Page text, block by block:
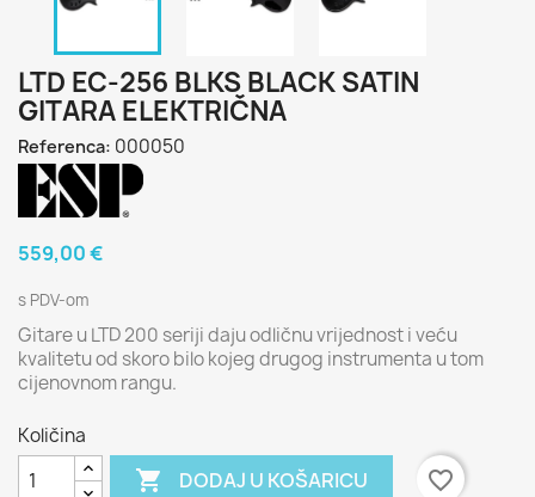
LTD EC-256 BLKS BLACK SATIN
GITARA ELEKTRIČNA
Referenca: 000050
559,00 €
s PDV-om
Gitare u LTD 200 seriji daju odličnu vrijednost i veću
kvalitetu od skoro bilo kojeg drugog instrumenta u tom
cijenovnom rangu.
Količina
 DODAJ U KOŠARICU
favorite_border